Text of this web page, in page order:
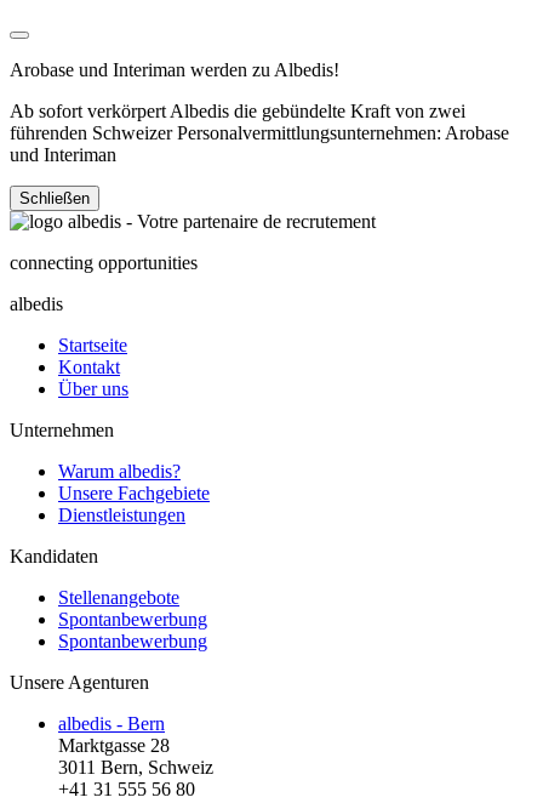
Arobase und Interiman werden zu Albedis!
Ab sofort verkörpert Albedis die gebündelte Kraft von zwei
führenden Schweizer Personalvermittlungsunternehmen: Arobase
und Interiman
Schließen
connecting opportunities
albedis
Startseite
Kontakt
Über uns
Unternehmen
Warum albedis?
Unsere Fachgebiete
Dienstleistungen
Kandidaten
Stellenangebote
Spontanbewerbung
Spontanbewerbung
Unsere Agenturen
albedis - Bern
Marktgasse 28
3011 Bern, Schweiz
+41 31 555 56 80